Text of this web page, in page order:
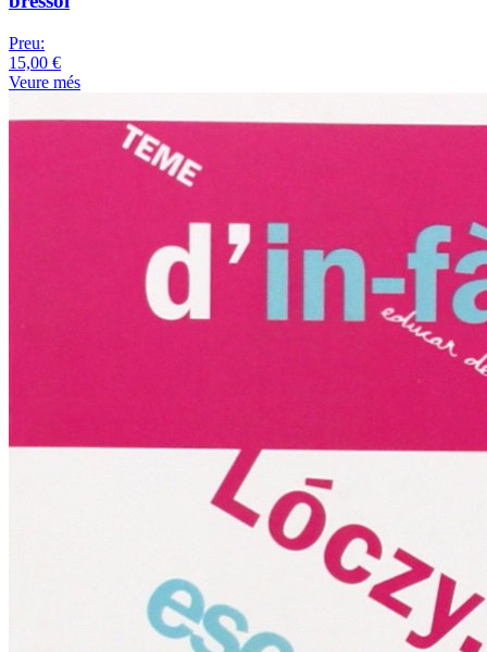
Preu:
15,00 €
Veure més